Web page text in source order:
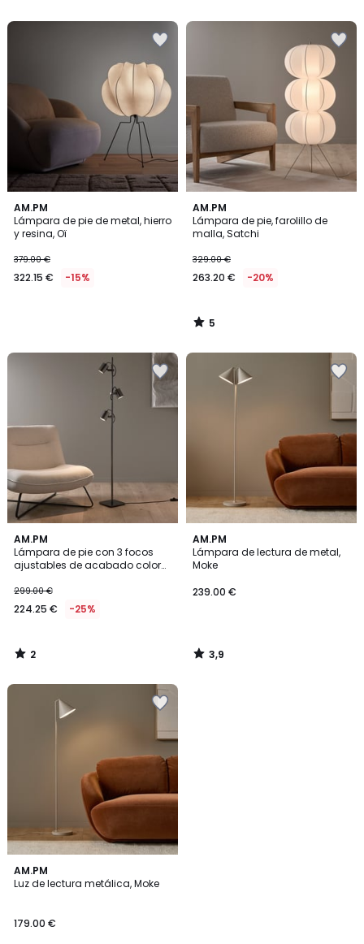
AM.PM
Lámpara de pie de metal, hierro
y resina, Oï
379.00 €
322.15 € -15%
AM.PM
Lámpara de pie, farolillo de
malla, Satchi
329.00 €
263.20 € -20%
5
/
5
5
/
AM.PM
Lámpara de pie con 3 focos
ajustables de acabado color
299.00 €
224.25 € -25%
2
/
5
2
/
AM.PM
Lámpara de lectura de metal,
Moke
239.00 €
3,9
/ 5
3,9
/
AM.PM
Luz de lectura metálica, Moke
179.00 €
3,9
/ 5